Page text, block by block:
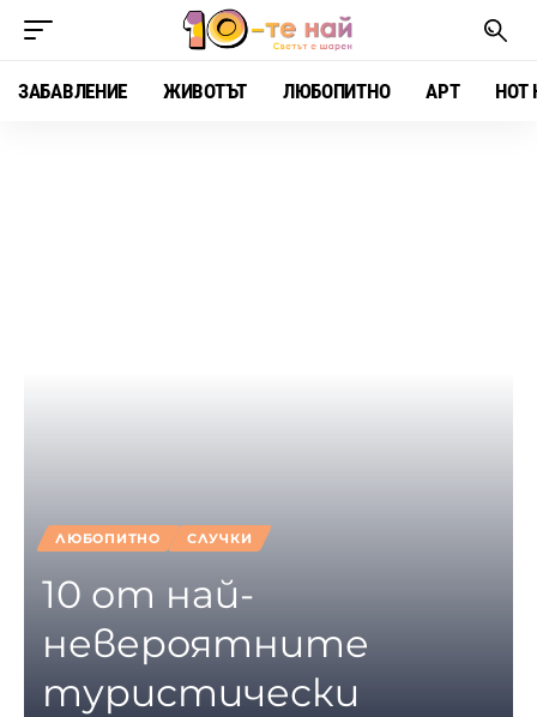
ЗАБАВЛЕНИЕ ЖИВОТЪТ ЛЮБОПИТНО АРТ HOT
ЛЮБОПИТНО СЛУЧКИ
10 от най-
невероятните
туристически